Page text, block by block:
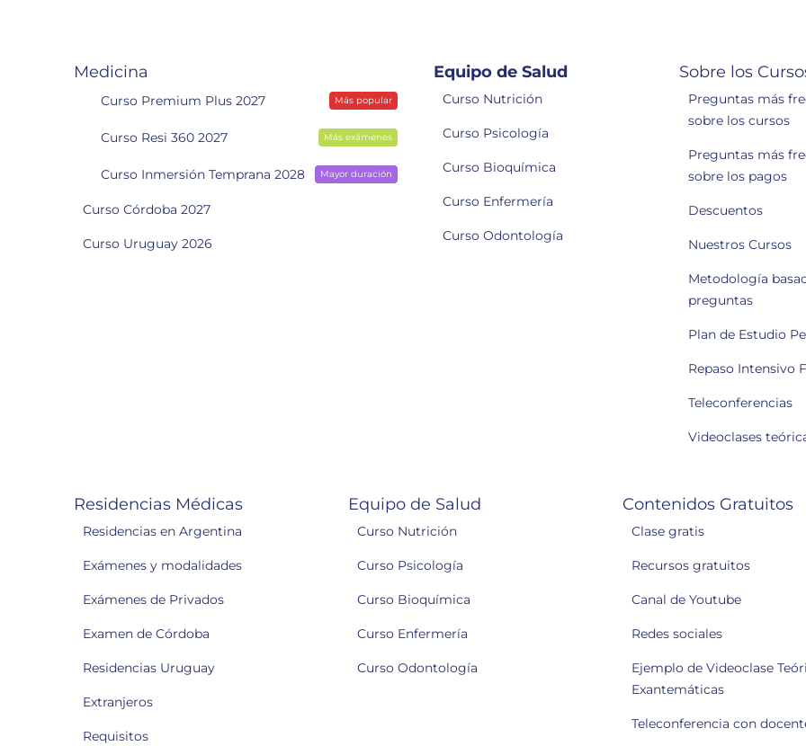
Medicina
Curso Premium Plus 2027 Más popular
Curso Resi 360 2027 Más exámenes
Curso Inmersión Temprana 2028 Mayor duración
Curso Córdoba 2027
Curso Uruguay 2026
Equipo de Salud
Curso Nutrición
Curso Psicología
Curso Bioquímica
Curso Enfermería
Curso Odontología
Sobre los
Preguntas más
sobre los cursos
Preguntas más
sobre los pagos
Descuentos
Nuestros Cursos
Metodología
preguntas
Plan de Estudio
Repaso Intensivo
Teleconferencias
Videoclases
Residencias Médicas
Residencias en Argentina
Exámenes y modalidades
Exámenes de Privados
Examen de Córdoba
Residencias Uruguay
Extranjeros
Requisitos
Equipo de Salud
Curso Nutrición
Curso Psicología
Curso Bioquímica
Curso Enfermería
Curso Odontología
Contenidos Gratuitos
Clase gratis
Recursos gratuitos
Canal de Youtube
Redes sociales
Ejemplo de Videoclase
Exantemáticas
Teleconferencia con